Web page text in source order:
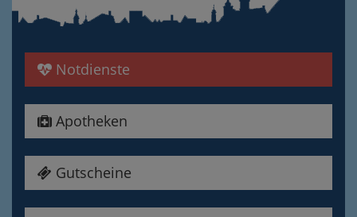
Notdienste
Apotheken
Gutscheine